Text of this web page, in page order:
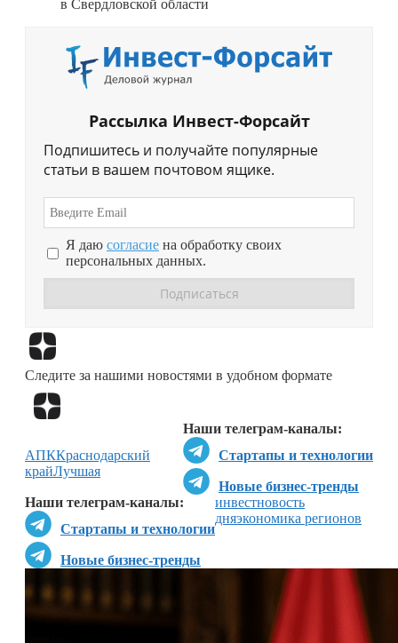
в Свердловской области
Рассылка Инвест-Форсайт
Подпишитесь и получайте популярные
статьи в вашем почтовом ящике.
Я даю согласие на обработку своих
персональных данных.
Следите за нашими новостями в удобном формате
Наши телеграм-каналы:
Стартапы и технологии
Новые бизнес-тренды
Наши телеграм-каналы:
Стартапы и технологии
Новые бизнес-тренды
АПККраснодарский
крайЛучшая
инвестновость
дняэкономика регионов